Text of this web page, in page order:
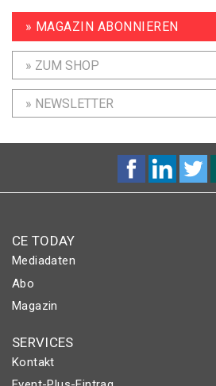
» MAGAZIN ABONNIEREN
» ZUM SHOP
» NEWSLETTER
CE TODAY
Mediadaten
Abo
Magazin
SERVICES
Kontakt